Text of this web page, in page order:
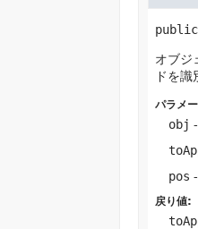
オブジ
ドを
パラメ
obj
pos
戻り値: